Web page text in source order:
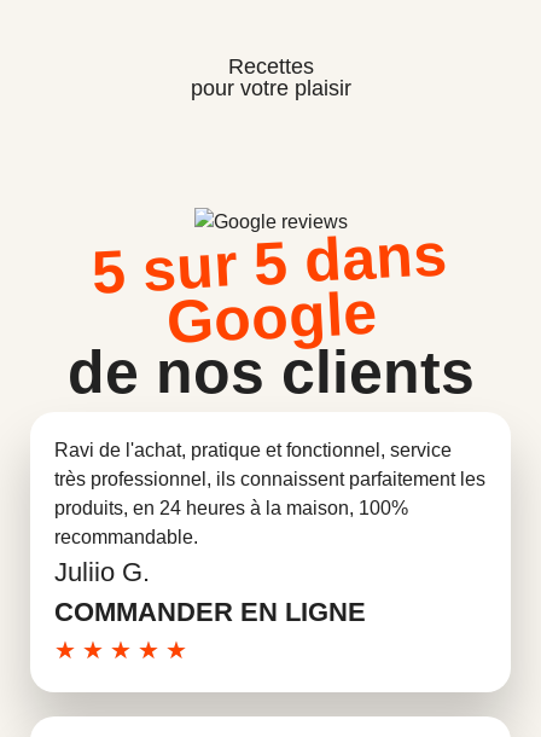
Recettes
pour votre plaisir
5 sur 5 dans
Google
de nos clients
Ravi de l'achat, pratique et fonctionnel, service
très professionnel, ils connaissent parfaitement les
produits, en 24 heures à la maison, 100%
recommandable.
Juliio G.
COMMANDER EN LIGNE
★ ★ ★ ★ ★